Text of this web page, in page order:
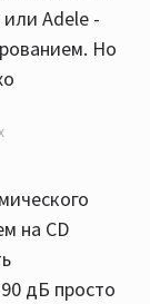
Adele -
Но
на СD
дБ просто